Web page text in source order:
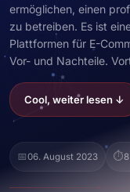
ermöglichen, einen
zu betreiben. Es ist
Plattformen für E-
Vor- und Nachteile.
Cool, weiter lesen ↓
📅06. August 2023 ⏱️